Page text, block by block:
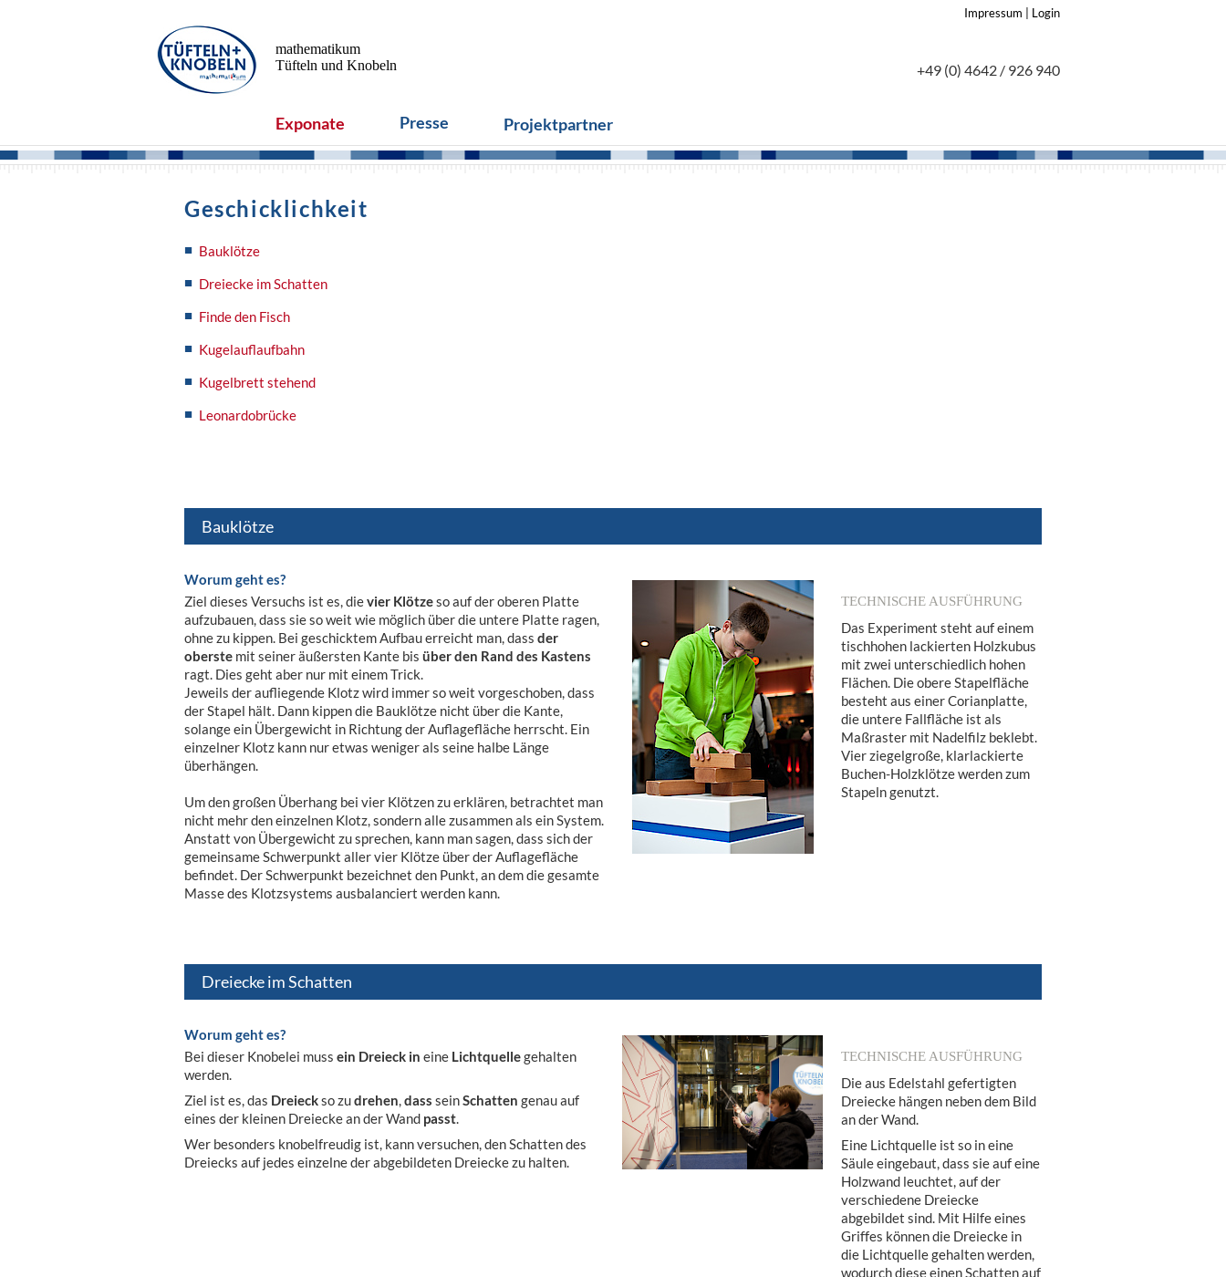
mathematikum
Tüfteln und Knobeln
+49 (0) 4642 / 926 940
Impressum Login
Exponate Presse Projektpartner
Geschicklichkeit
Bauklötze
Dreiecke im Schatten
Finde den Fisch
Kugelauflaufbahn
Kugelbrett stehend
Leonardobrücke
Bauklötze
Worum geht es?
Ziel dieses Versuchs ist es, dievier Klötzeso auf der oberen Platte
aufzubauen, dass sie so weit wie möglich über die untere Platte ragen,
ohne zu kippen. Bei geschicktem Aufbau erreicht man, dass der
oberstemit seiner äußersten Kante bis über den Rand des Kastens
ragt. Dies geht aber nur mit einem Trick.
Jeweils der aufliegende Klotz wird immer so weit vorgeschoben, dass
der Stapel hält. Dann kippen die Bauklötze nicht über die Kante,
solange ein Übergewicht in Richtung der Auflagefläche herrscht. Ein
einzelner Klotz kann nur etwas weniger als seine halbe Länge
überhängen.
Um den großen Überhang bei vier Klötzen zu erklären, betrachtet man
nicht mehr den einzelnen Klotz, sondern alle zusammen als ein System.
Anstatt von Übergewicht zu sprechen, kann man sagen, dass sich der
gemeinsame Schwerpunkt aller vier Klötze über der Auflagefläche
befindet. Der Schwerpunkt bezeichnet den Punkt, an dem die gesamte
Masse des Klotzsystems ausbalanciert werden kann.
TECHNISCHE AUSFÜHRUNG
Das Experiment steht auf einem
tischhohen lackierten Holzkubus
mit zwei unterschiedlich hohen
Flächen. Die obere Stapelfläche
besteht aus einer Corianplatte,
die untere Fallfläche ist als
Maßraster mit Nadelfilz beklebt.
Vier ziegelgroße, klarlackierte
Buchen-Holzklötze werden zum
Stapeln genutzt.
Dreiecke im Schatten
Worum geht es?
Bei dieser Knobelei muss ein Dreieck in eine Lichtquellegehalten
werden.
Ziel ist es, das Dreieckso zudrehen,dass seinSchatten genau auf
eines der kleinen Dreiecke an der Wand passt.
Wer besonders knobelfreudig ist, kann versuchen, den Schatten des
Dreiecks auf jedes einzelne der abgebildeten Dreiecke zu halten.
TECHNISCHE AUSFÜHRUNG
Die aus Edelstahl gefertigten
Dreiecke hängen neben dem Bild
an der Wand.
Eine Lichtquelle ist so in eine
Säule eingebaut, dass sie auf eine
Holzwand leuchtet, auf der
verschiedene Dreiecke
abgebildet sind. Mit Hilfe eines
Griffes können die Dreiecke in
die Lichtquelle gehalten werden,
wodurch diese einen Schatten auf